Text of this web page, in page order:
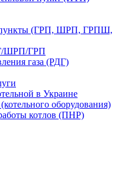
пункты (ГРП, ШРП, ГРПШ,
ШРП/ГРП
газа (РДГ)
в Украине
оборудования)
котлов (ПНР)